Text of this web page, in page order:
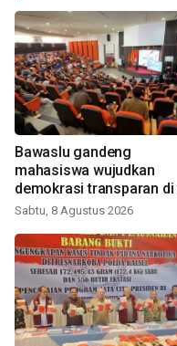
Bawaslu gandeng
mahasiswa wujudkan
demokrasi transparan di
digital
Sabtu, 8 Agustus 2026